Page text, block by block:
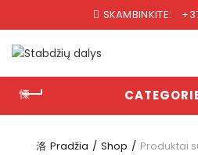
SKAMBINKITE:
Pradžia Shop Produktai